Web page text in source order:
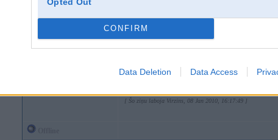
CONFIRM
Data Deletion Data Access
Spied uz bildes, lai redzētu pilnā izmērā (640x480)
[ Šo ziņu laboja Virzins, 08 Jan 2010, 16:17:49 ]